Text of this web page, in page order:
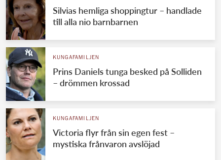
Silvias hemliga shoppingtur – handlade
till alla nio barnbarnen
KUNGAFAMILJEN
Prins Daniels tunga besked på Solliden
– drömmen krossad
KUNGAFAMILJEN
Victoria flyr från sin egen fest –
mystiska frånvaron avslöjad